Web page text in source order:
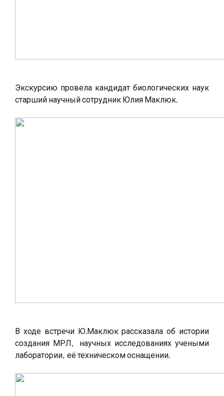
Экскурсию провела кандидат биологических наук
старший научный сотрудник Юлия Маклюк.
В ходе встречи Ю.Маклюк рассказала об истории
создания МРЛ, научных исследованиях учеными
лаборатории, её техническом оснащении.